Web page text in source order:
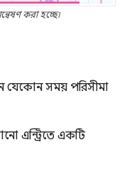
করা হচ্ছে৷
যেকোন সময় পরিসীমা
এন্ট্রিতে একটি